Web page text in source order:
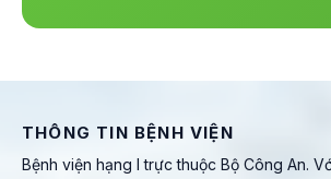
THÔNG TIN BỆNH VIỆN
Bệnh viện hạng I trực thuộc Bộ Công An.